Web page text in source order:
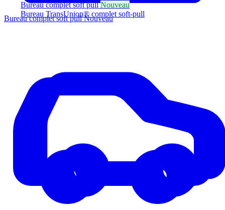
Bureau complet soft pullNouveau
Bureau TransUnion® complet soft-pull
Bureau complet soft pullNouveau